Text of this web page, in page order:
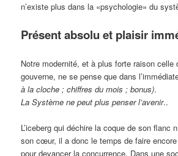
n’existe plus dans la «psychologie» du
Présent absolu et plaisir
Notre modernité, et à plus forte raison celle
gouverne, ne se pense que dans
à la cloche ; chiffres du mois ; bonus).
La Système ne peut plus penser l’avenir..
L’iceberg qui déchire la coque de son flanc
son cœur, il a donc le temps de faire
pour devancer la concurrence. Dans une